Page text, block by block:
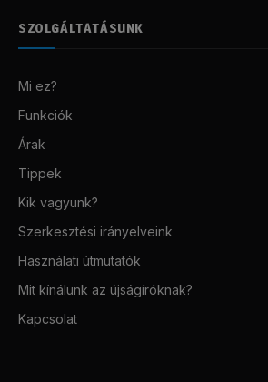
SZOLGÁLTATÁSUNK
Mi ez?
Funkciók
Árak
Tippek
Kik vagyunk?
Szerkesztési irányelveink
Használati útmutatók
Mit kínálunk az újságíróknak?
Kapcsolat